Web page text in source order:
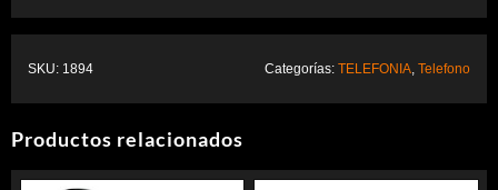
SKU: 1894 Categorías: TELEFONIA, Telefono
Productos relacionados